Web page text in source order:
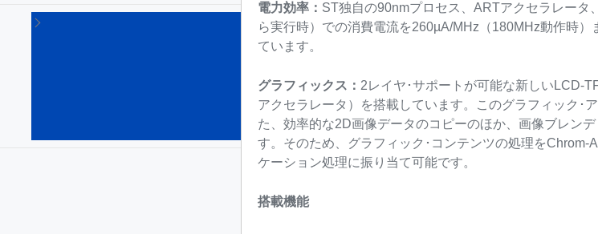
STM8
8bitマ
ント
ロー
(135)
電力効率： ST独自の90nmプロセス、ARTアクセラレー
ら実行時）での消費電流を260µA/MHz（180MHz動作時
ています。
グラフィックス： 2レイヤ･サポートが可能な新しいLCD-
アクセラレータ）を搭載しています。このグラフィック･
た、効率的な2D画像データのコピーのほか、画像ブレン
す。そのため、グラフィック･コンテンツの処理を
ケーション処理に振り当て可能です。
搭載機能